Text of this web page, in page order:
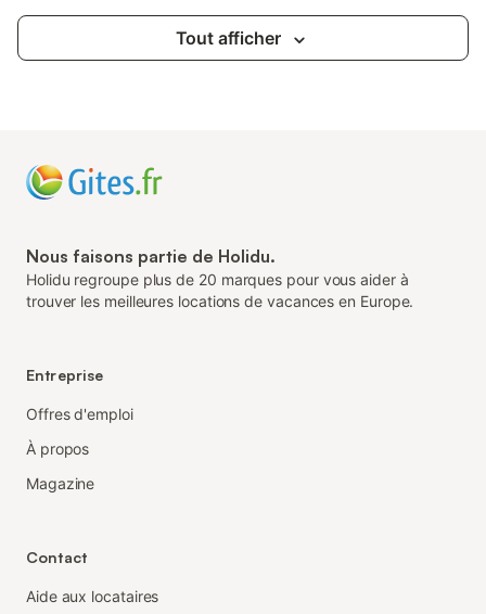
Tout afficher
Nous faisons partie de Holidu.
Holidu regroupe plus de 20 marques pour vous aider à
trouver les meilleures locations de vacances en Europe.
Entreprise
Offres d'emploi
À propos
Magazine
Contact
Aide aux locataires